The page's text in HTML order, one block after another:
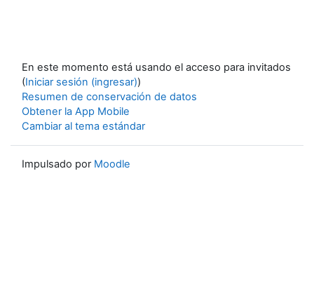
En este momento está usando el acceso para invitados
(Iniciar sesión (ingresar))
Resumen de conservación de datos
Obtener la App Mobile
Cambiar al tema estándar
Impulsado por Moodle